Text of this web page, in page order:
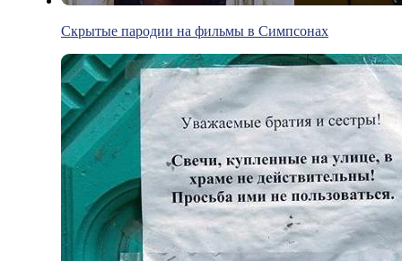
Скрытые пародии на фильмы в Симпсонах